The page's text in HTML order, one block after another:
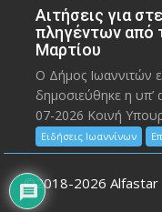
Αιτήσεις για
πληγέντων από
Μαρτίου
Ο Δήμος Ιωαννιτών
δημοσιεύθηκε η
07-2026 Κοινή
Ειδήσεις Ιωαννίνων
©2018-2026 Alfastar